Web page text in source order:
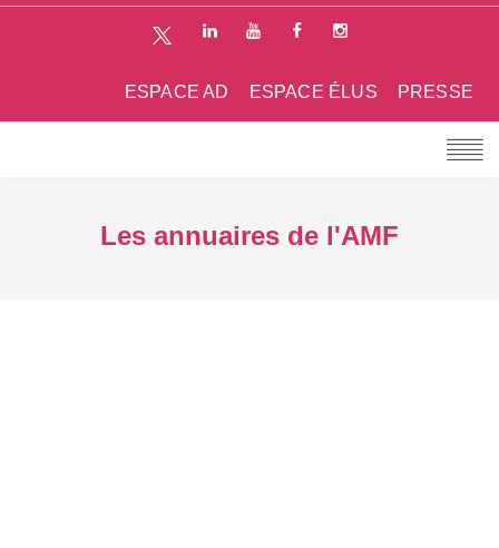
PRESSE
ESPACE ÉLUS
ESPACE AD
Les annuaires de l'AMF